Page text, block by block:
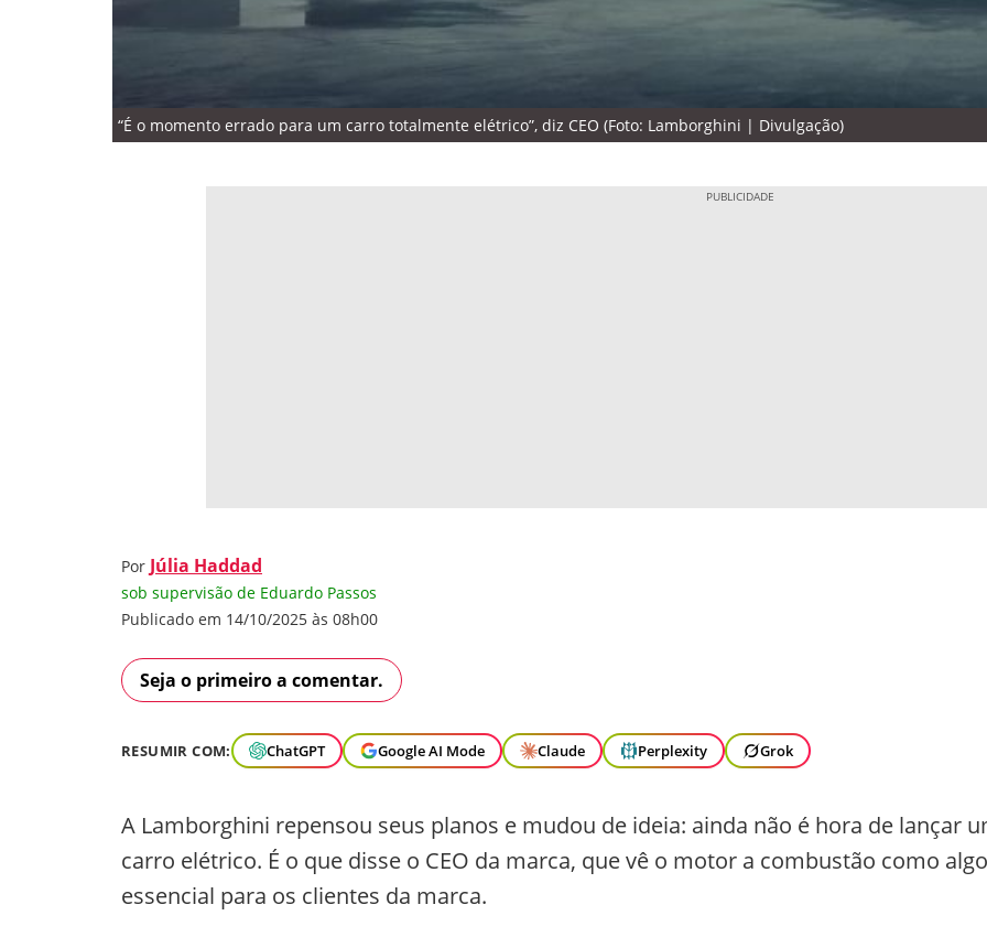
“É o momento errado para um carro totalmente elétrico”, diz CEO (Foto: Lamborghini | Divulgação)
Por Júlia Haddad
sob supervisão de Eduardo Passos
Publicado em 14/10/2025 às 08h00
Seja o primeiro a comentar.
RESUMIR COM: ChatGPT Google AI Mode Claude Perplexity Grok
A Lamborghini repensou seus planos e mudou de ideia: ainda não é hora de lançar
carro elétrico. É o que disse o CEO da marca, que vê o motor a combustão como algo
essencial para os clientes da marca.